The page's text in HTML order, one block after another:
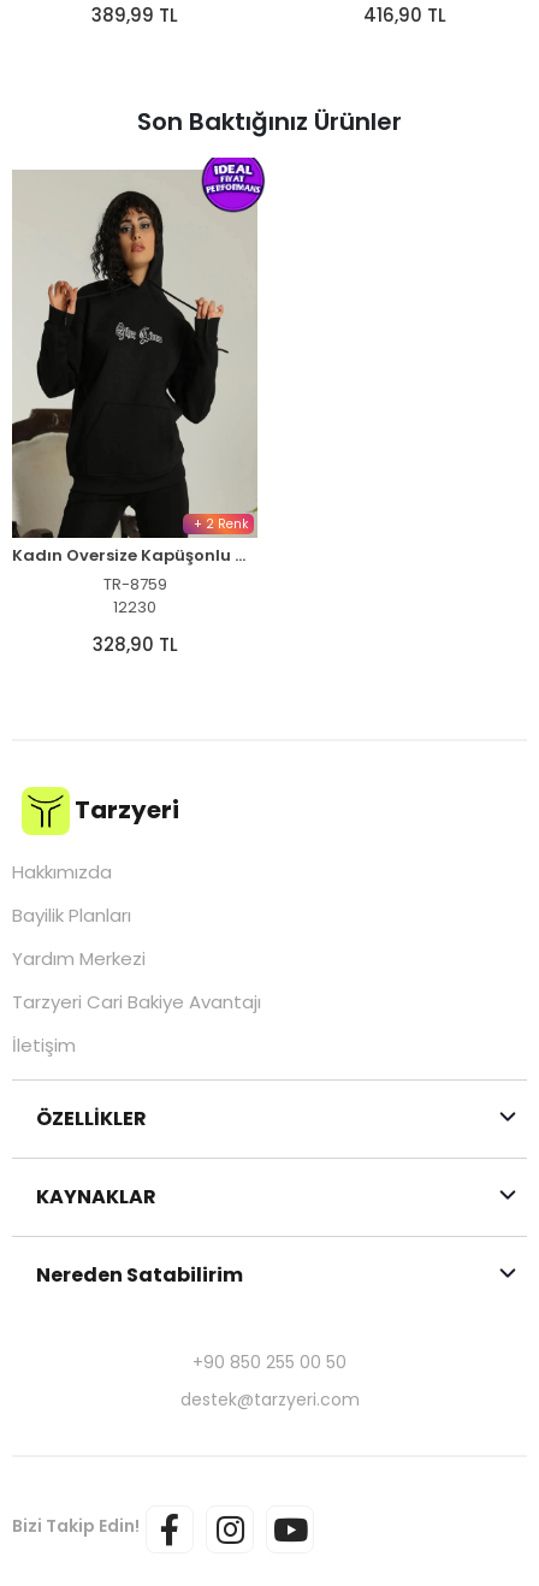
389,99 TL 416,90 TL
Son Baktığınız Ürünler
+ 2 Renk
Kadın Oversize Kapüşonlu Cepli Baskılı 3 İplik Pamuklu Hoodie Sweatshirt - Siyah
TR-8759
12230
328,90 TL
Tarzyeri
Hakkımızda
Bayilik Planları
Yardım Merkezi
Tarzyeri Cari Bakiye Avantajı
İletişim
ÖZELLİKLER
KAYNAKLAR
Nereden Satabilirim
+90 850 255 00 50
destek@tarzyeri.com
Bizi Takip Edin!